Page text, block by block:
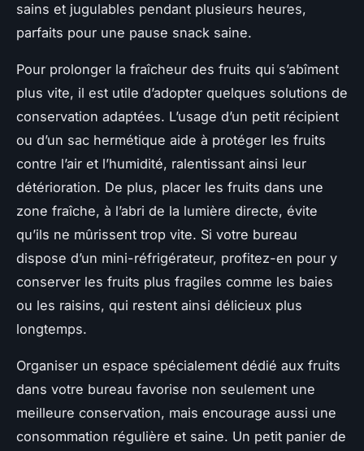
sains et jugulables pendant plusieurs heures,
parfaits pour une pause snack saine.
Pour prolonger la fraîcheur des fruits qui s’abîment
plus vite, il est utile d’adopter quelques solutions de
conservation adaptées. L’usage d’un petit récipient
ou d’un sac hermétique aide à protéger les fruits
contre l’air et l’humidité, ralentissant ainsi leur
détérioration. De plus, placer les fruits dans une
zone fraîche, à l’abri de la lumière directe, évite
qu’ils ne mûrissent trop vite. Si votre bureau
dispose d’un mini-réfrigérateur, profitez-en pour y
conserver les fruits plus fragiles comme les baies
ou les raisins, qui restent ainsi délicieux plus
longtemps.
Organiser un espace spécialement dédié aux fruits
dans votre bureau favorise non seulement une
meilleure conservation, mais encourage aussi une
consommation régulière et saine. Un petit panier de